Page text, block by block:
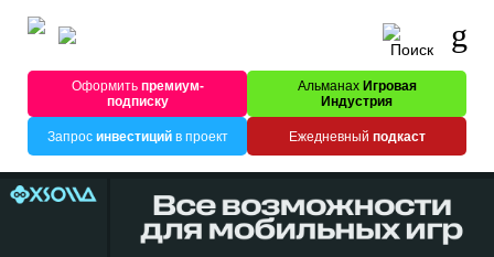
Оформитьпремиум-
подписку
Альманах Игровая
Индустрия
Запрос инвестицийв проект Ежедневный подкаст